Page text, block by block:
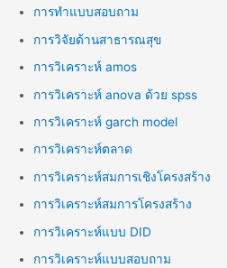
การทำแบบสอบถาม
การวิจัยด้านสาธารณสุข
การวิเคราะห์ amos
การวิเคราะห์ anova ด้วย spss
การวิเคราะห์ garch model
การวิเคราะห์ตลาด
การวิเคราะห์สมการเชิงโครงสร้าง
การวิเคราะห์สมการโครงสร้าง
การวิเคราะห์แบบ DID
การวิเคราะห์แบบสอบถาม